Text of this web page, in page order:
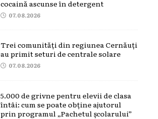
cocaină ascunse în detergent
07.08.2026
Trei comunități din regiunea Cernăuți
au primit seturi de centrale solare
07.08.2026
5.000 de grivne pentru elevii de clasa
întâi: cum se poate obține ajutorul
prin programul „Pachetul școlarului”